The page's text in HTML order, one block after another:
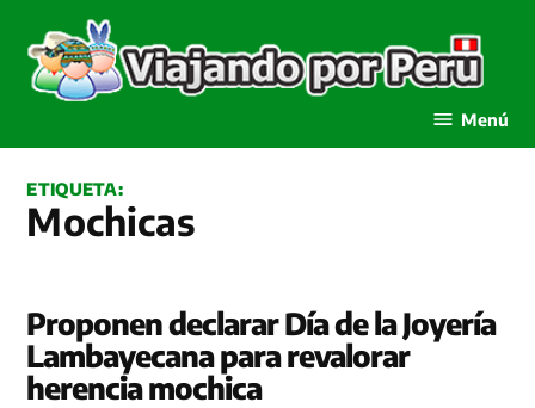
contenido
Menú
ETIQUETA:
Mochicas
Proponen declarar Día de la Joyería
Lambayecana para revalorar
herencia mochica